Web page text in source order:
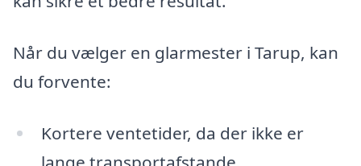
Når du vælger en glarmester i Tarup, kan
du forvente:
Kortere ventetider, da der ikke er